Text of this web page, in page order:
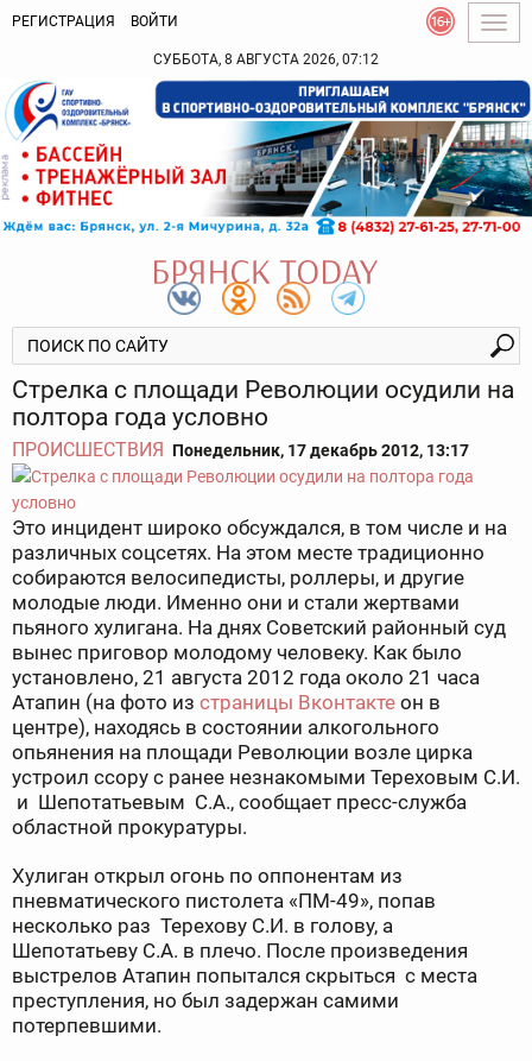
РЕГИСТРАЦИЯ ВОЙТИ
СУББОТА, 8 АВГУСТА 2026, 07:12
Стрелка с площади Революции осудили на
полтора года условно
ПРОИСШЕСТВИЯ Понедельник, 17 декабрь 2012, 13:17
Это инцидент широко обсуждался, в том числе и на
различных соцсетях. На этом месте традиционно
собираются велосипедисты, роллеры, и другие
молодые люди. Именно они и стали жертвами
пьяного хулигана. На днях Советский районный суд
вынес приговор молодому человеку. Как было
установлено, 21 августа 2012 года около 21 часа
Атапин (на фото из страницы Вконтакте он в
центре), находясь в состоянии алкогольного
опьянения на площади Революции возле цирка
устроил ссору с ранее незнакомыми Тереховым С.И.
и Шепотатьевым С.А., сообщает пресс-служба
областной прокуратуры.
Хулиган открыл огонь по оппонентам из
пневматического пистолета «ПМ-49», попав
несколько раз Терехову С.И. в голову, а
Шепотатьеву С.А. в плечо. После произведения
выстрелов Атапин попытался скрыться с места
преступления, но был задержан самими
потерпевшими.